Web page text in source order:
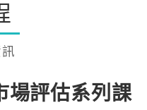
場評估系列課